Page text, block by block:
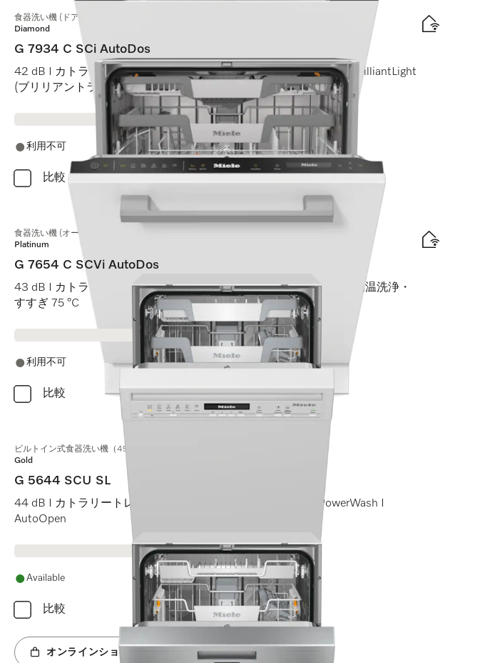
食器洗い機 (ドア材取付専用タイプ)
Diamond
G 7934 C SCi AutoDos
42 dB I カトラリートレイ I MaxiComfort Cバスケット I M Touch I BrilliantLight
(ブリリアントライト)
利用不可
比較
食器洗い機 (オールドア材取付専用タイプ)
Platinum
G 7654 C SCVi AutoDos
43 dB I カトラリートレイ I ExtraComfort Cバスケット I AutoDos I 高温洗浄・
すすぎ 75 °C
利用不可
比較
ビルトイン式食器洗い機（45 cm）
Gold
G 5644 SCU SL
44 dB I カトラリートレイ I ExtraComfortバスケット I QuickPowerWash I
AutoOpen
Available
比較
オンラインショップへ